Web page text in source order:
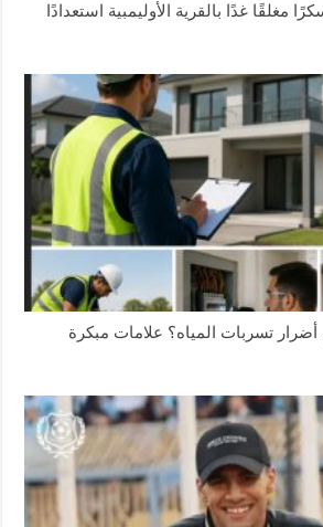
مغلقًا غدًا بالقرية الأوليمبية استعدادًا
تسربات المياه؟ علامات مبكرة